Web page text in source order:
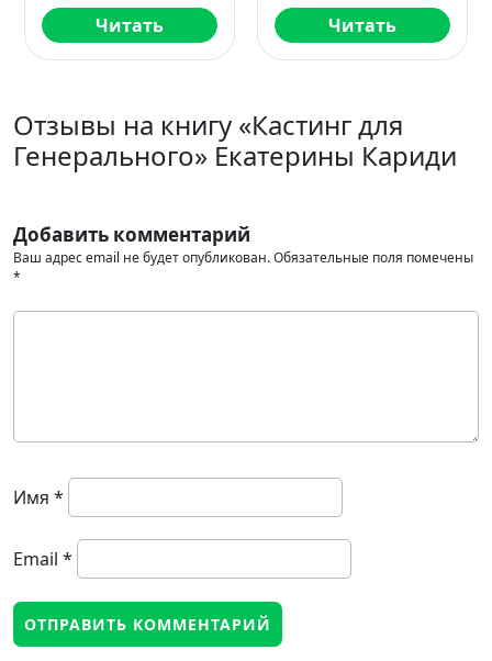
Читать
Отзывы на книгу «Кастинг для
Генерального» Екатерины Кариди
Добавить комментарий
Ваш адрес email не будет опубликован.Обязательные поля помечены
*
Имя *
Email *